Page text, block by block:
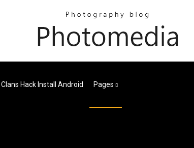
Hack Install Android Pages